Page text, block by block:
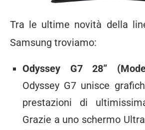
Tra le ultime novità della
Samsung troviamo:
Odyssey G7 28”
Odyssey G7 unisce
prestazioni di
Grazie a uno schermo